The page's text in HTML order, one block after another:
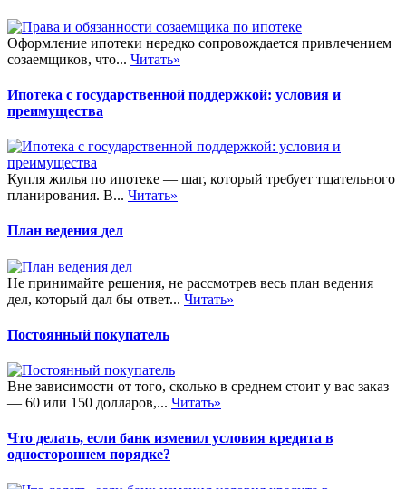
Оформление ипотеки нередко сопровождается привлечением
созаемщиков, что... Читать»
Ипотека с государственной поддержкой: условия и
преимущества
Купля жилья по ипотеке — шаг, который требует тщательного
планирования. В... Читать»
План ведения дел
Не принимайте решения, не рассмотрев весь план ведения
дел, который дал бы ответ... Читать»
Постоянный покупатель
Вне зависимости от того, сколько в среднем стоит у вас заказ
— 60 или 150 долларов,... Читать»
Что делать, если банк изменил условия кредита в
одностороннем порядке?